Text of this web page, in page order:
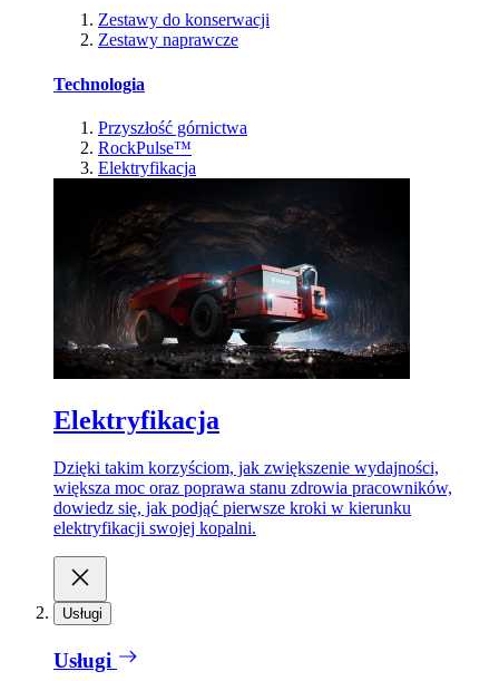
Zestawy do konserwacji
Zestawy naprawcze
Technologia
Przyszłość górnictwa
RockPulse™
Elektryfikacja
Elektryfikacja
Dzięki takim korzyściom, jak zwiększenie wydajności,
większa moc oraz poprawa stanu zdrowia pracowników,
dowiedz się, jak podjąć pierwsze kroki w kierunku
elektryfikacji swojej kopalni.
Usługi
Usługi